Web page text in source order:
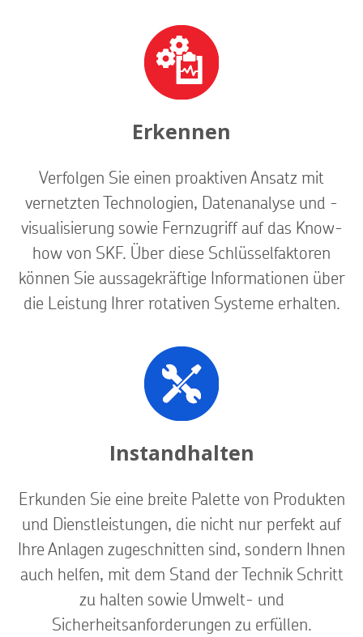
Erkennen
Verfolgen Sie einen proaktiven Ansatz mit
vernetzten Technologien, Datenanalyse und -
visualisierung sowie Fernzugriff auf das Know-
how von SKF. Über diese Schlüsselfaktoren
können Sie aussagekräftige Informationen über
die Leistung Ihrer rotativen Systeme erhalten.
Instandhalten
Erkunden Sie eine breite Palette von Produkten
und Dienstleistungen, die nicht nur perfekt auf
Ihre Anlagen zugeschnitten sind, sondern Ihnen
auch helfen, mit dem Stand der Technik Schritt
zu halten sowie Umwelt- und
Sicherheitsanforderungen zu erfüllen.